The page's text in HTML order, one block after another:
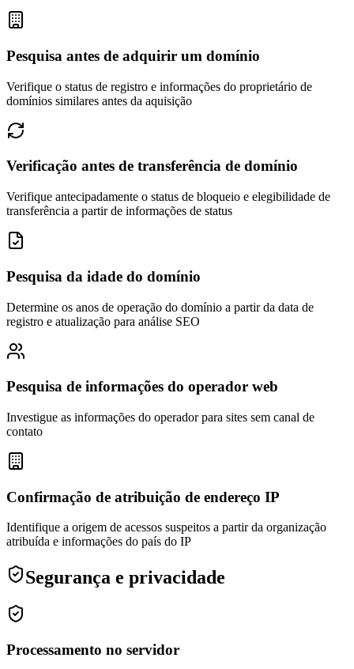
Pesquisa antes de adquirir um domínio
Verifique o status de registro e informações do proprietário de
domínios similares antes da aquisição
Verificação antes de transferência de domínio
Verifique antecipadamente o status de bloqueio e elegibilidade de
transferência a partir de informações de status
Pesquisa da idade do domínio
Determine os anos de operação do domínio a partir da data de
registro e atualização para análise SEO
Pesquisa de informações do operador web
Investigue as informações do operador para sites sem canal de
contato
Confirmação de atribuição de endereço IP
Identifique a origem de acessos suspeitos a partir da organização
atribuída e informações do país do IP
Segurança e privacidade
Processamento no servidor